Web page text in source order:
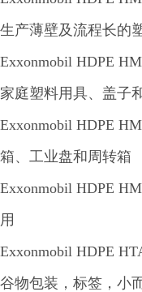
生产薄壁及流程长的
Exxonmobil HDPE
家庭塑料用具、盖子
Exxonmobil HDPE
箱、工业盘和周转箱
Exxonmobil HDPE
用
Exxonmobil HDPE
谷物包装，标签，小